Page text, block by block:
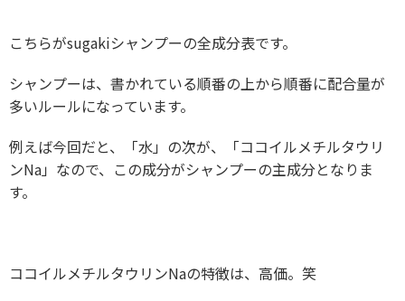
こちらがsugakiシャンプーの全成分表です。
シャンプーは、書かれている順番の上から順番に配合量が
多いルールになっています。
例えば今回だと、「水」の次が、「ココイルメチルタウリ
ンNa」なので、この成分がシャンプーの主成分となりま
す。
ココイルメチルタウリンNaの特徴は、高価。笑